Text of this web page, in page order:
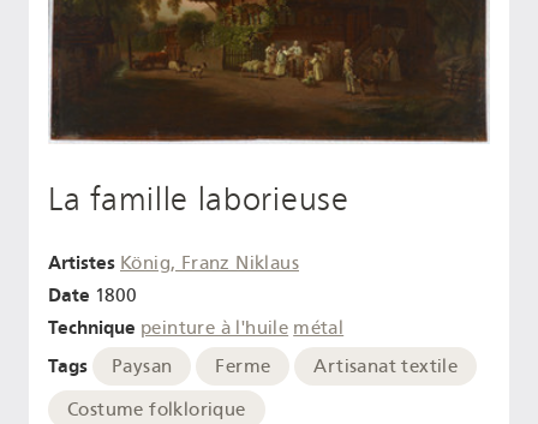
La famille laborieuse
Artistes König, Franz Niklaus
Date 1800
Technique peinture à l'huile métal
Tags Paysan Ferme
Artisanat textile
Costume folklorique